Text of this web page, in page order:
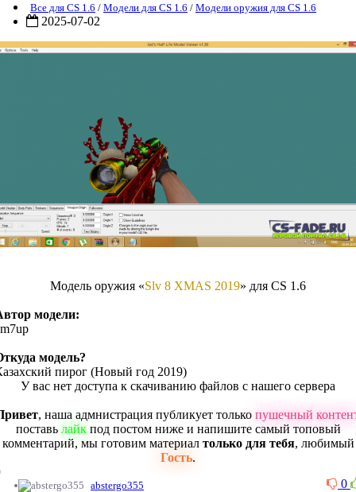
Все для CS 1.6 / Модели для CS 1.6 / Модели оружия для CS 1.6
2025-07-02
Модель оружия «Slv 8 XMAS 2019» для CS 1.6
модели:
модель?
пирог (Новый год 2019)
У вас нет доступа к скачиванию файлов с нашего сервера
, наша адмнистрация публикует только пушечный
поставь лайкпод постом ниже и напишите самый топовый
комментарий, мы готовим материал только для тебя, любимый
Гость.
0
abstergo355